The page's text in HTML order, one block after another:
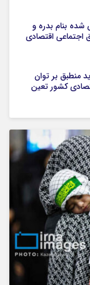
بنام بدره و
عمیق اجتماعی اقتصادی
منطبق بر توان
کشور تعین